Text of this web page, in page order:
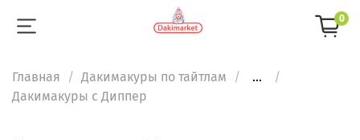
0
Главная Дакимакуры по тайтлам
...
Дакимакуры с Диппер